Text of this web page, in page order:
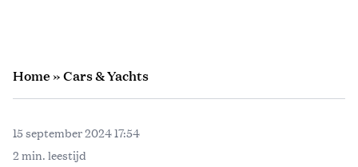
Home»Cars & Yachts
15 september 2024 17:54
2 min. leestijd